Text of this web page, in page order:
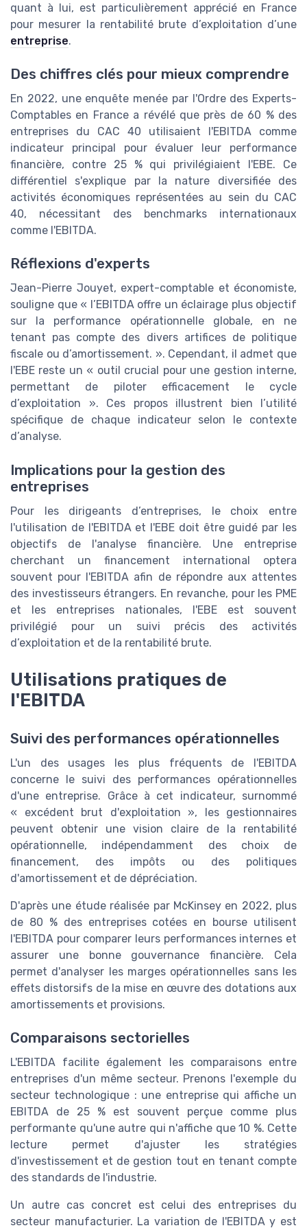
quant à lui, est particulièrement apprécié en France
pour mesurer la rentabilité brute d’exploitation d’une
entreprise.
Des chiffres clés pour mieux comprendre
En 2022, une enquête menée par l'Ordre des Experts-
Comptables en France a révélé que près de 60 % des
entreprises du CAC 40 utilisaient l'EBITDA comme
indicateur principal pour évaluer leur performance
financière, contre 25 % qui privilégiaient l'EBE. Ce
différentiel s'explique par la nature diversifiée des
activités économiques représentées au sein du CAC
40, nécessitant des benchmarks internationaux
comme l'EBITDA.
Réflexions d'experts
Jean-Pierre Jouyet, expert-comptable et économiste,
souligne que « l’EBITDA offre un éclairage plus objectif
sur la performance opérationnelle globale, en ne
tenant pas compte des divers artifices de politique
fiscale ou d’amortissement. ». Cependant, il admet que
l'EBE reste un « outil crucial pour une gestion interne,
permettant de piloter efficacement le cycle
d’exploitation ». Ces propos illustrent bien l’utilité
spécifique de chaque indicateur selon le contexte
d’analyse.
Implications pour la gestion des
entreprises
Pour les dirigeants d’entreprises, le choix entre
l'utilisation de l'EBITDA et l'EBE doit être guidé par les
objectifs de l'analyse financière. Une entreprise
cherchant un financement international optera
souvent pour l'EBITDA afin de répondre aux attentes
des investisseurs étrangers. En revanche, pour les PME
et les entreprises nationales, l'EBE est souvent
privilégié pour un suivi précis des activités
d’exploitation et de la rentabilité brute.
Utilisations pratiques de
l'EBITDA
Suivi des performances opérationnelles
L'un des usages les plus fréquents de l'EBITDA
concerne le suivi des performances opérationnelles
d'une entreprise. Grâce à cet indicateur, surnommé
« excédent brut d'exploitation », les gestionnaires
peuvent obtenir une vision claire de la rentabilité
opérationnelle, indépendamment des choix de
financement, des impôts ou des politiques
d'amortissement et de dépréciation.
D'après une étude réalisée par McKinsey en 2022, plus
de 80 % des entreprises cotées en bourse utilisent
l'EBITDA pour comparer leurs performances internes et
assurer une bonne gouvernance financière. Cela
permet d'analyser les marges opérationnelles sans les
effets distorsifs de la mise en œuvre des dotations aux
amortissements et provisions.
Comparaisons sectorielles
L'EBITDA facilite également les comparaisons entre
entreprises d'un même secteur. Prenons l'exemple du
secteur technologique : une entreprise qui affiche un
EBITDA de 25 % est souvent perçue comme plus
performante qu'une autre qui n'affiche que 10 %. Cette
lecture permet d'ajuster les stratégies
d'investissement et de gestion tout en tenant compte
des standards de l'industrie.
Un autre cas concret est celui des entreprises du
secteur manufacturier. La variation de l'EBITDA y est